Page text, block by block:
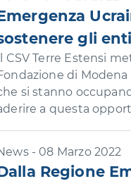
gli
CSV Terre Estensi
di
si stanno
a questa
- 08 Marzo 2022
Regione